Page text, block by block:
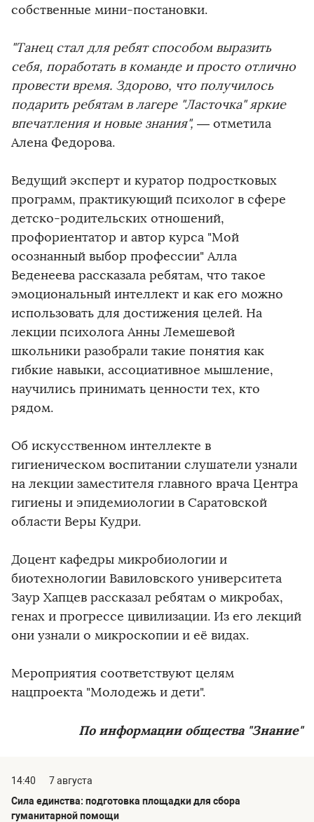
собственные мини-постановки.
"Танец стал для ребят способом выразить
себя, поработать в команде и просто отлично
провести время. Здорово, что получилось
подарить ребятам в лагере "Ласточка" яркие
впечатления и новые знания", — отметила
Алена Федорова.
Ведущий эксперт и куратор подростковых
программ, практикующий психолог в сфере
детско-родительских отношений,
профориентатор и автор курса "Мой
осознанный выбор профессии" Алла
Веденеева рассказала ребятам, что такое
эмоциональный интеллект и как его можно
использовать для достижения целей. На
лекции психолога Анны Лемешевой
школьники разобрали такие понятия как
гибкие навыки, ассоциативное мышление,
научились принимать ценности тех, кто
рядом.
Об искусственном интеллекте в
гигиеническом воспитании слушатели узнали
на лекции заместителя главного врача Центра
гигиены и эпидемиологии в Саратовской
области Веры Кудри.
Доцент кафедры микробиологии и
биотехнологии Вавиловского университета
Заур Хапцев рассказал ребятам о микробах,
генах и прогрессе цивилизации. Из его лекций
они узнали о микроскопии и её видах.
Мероприятия соответствуют целям
нацпроекта "Молодежь и дети".
По информации общества "Знание"
14:40
7 августа
Сила единства: подготовка площадки для сбора
гуманитарной помощи